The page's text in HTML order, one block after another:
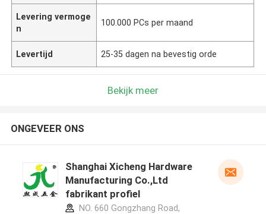
Levering vermoge
n
100.000 PCs per maand
Levertijd 25-35 dagen na bevestig orde
Bekijk meer
ONGEVEER ONS
Shanghai Xicheng Hardware
Manufacturing Co.,Ltd
fabrikant profiel
NO. 660 Gongzhang Road,